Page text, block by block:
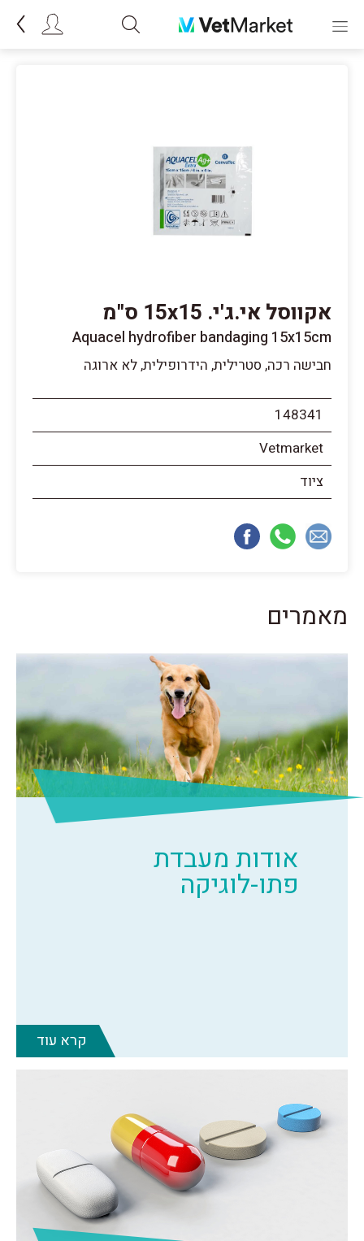
אקווסל אי.ג'י. 15x15 ס"מ
Aquacel hydrofiber bandaging 15x15cm
חבישה רכה, סטרילית, הידרופילית, לא ארוגה
148341
Vetmarket
ציוד
מאמרים
אודות מעבדת
פתו-לוגיקה
קרא עוד